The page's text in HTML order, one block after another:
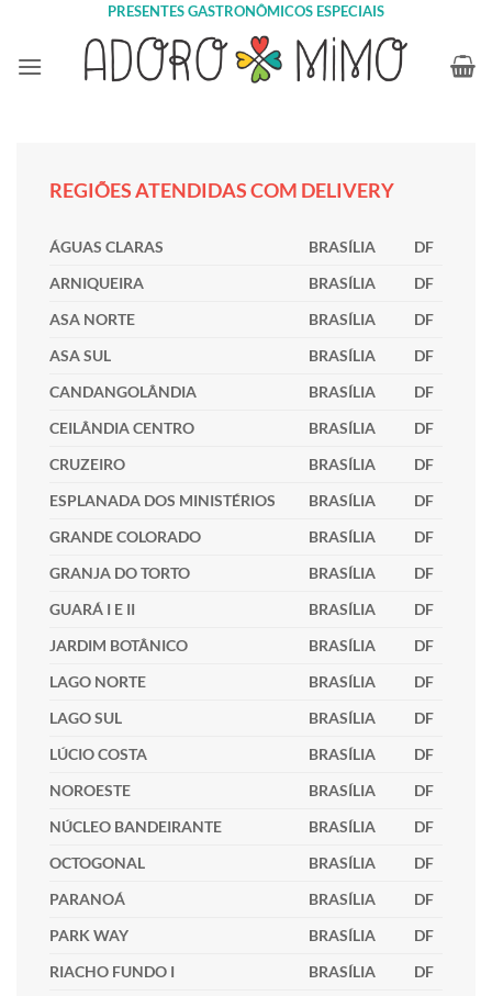
content
PRESENTES GASTRONÔMICOS ESPECIAIS
REGIÕES ATENDIDAS COM DELIVERY
ÁGUAS CLARAS BRASÍLIA
DF
ARNIQUEIRA
BRASÍLIA
DF
ASA NORTE
BRASÍLIA
DF
ASA SUL
BRASÍLIA
DF
CANDANGOLÂNDIA
BRASÍLIA
DF
CEILÂNDIA CENTRO
BRASÍLIA
DF
CRUZEIRO
BRASÍLIA
DF
ESPLANADA DOS MINISTÉRIOS
BRASÍLIA
DF
GRANDE COLORADO
BRASÍLIA
DF
GRANJA DO TORTO
BRASÍLIA
DF
GUARÁ I E II
BRASÍLIA
DF
JARDIM BOTÂNICO
BRASÍLIA
DF
LAGO NORTE
BRASÍLIA
DF
LAGO SUL
BRASÍLIA
DF
LÚCIO COSTA
BRASÍLIA
DF
NOROESTE
BRASÍLIA
DF
NÚCLEO BANDEIRANTE
BRASÍLIA
DF
OCTOGONAL
BRASÍLIA
DF
PARANOÁ
BRASÍLIA
DF
PARK WAY
BRASÍLIA
DF
RIACHO FUNDO I
BRASÍLIA
DF